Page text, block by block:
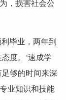
，损害社会公
毕业，两年到
度。‘速成学
够的时间来深
业知识和技能